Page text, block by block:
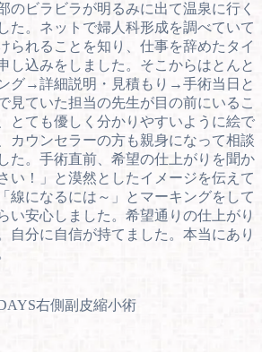
のビラビラが明るみに出て温泉に行く
た。ネットで婦人科形成を調べていて
られることを知り、仕事を辞めたタイ
し込みをしました。そこからはとんと
グ→詳細説明・見積もり→手術当日と
見ていた担当の先生が目の前にいるこ
とても優しく分かりやすいように絵で
カウンセラーの方も親身になって相談
た。手術直前、希望の仕上がりを聞か
い！」と漠然としたイメージを伝えて
線になるには～」とマーキングをして
い安心しました。希望通りの仕上がり
自分に自信が持てました。本当にあり
右側副皮縮小術